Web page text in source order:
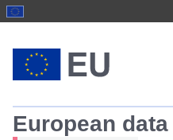
European data